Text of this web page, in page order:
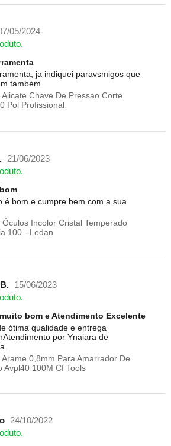
05/2024
ja indiquei paravsmigos que
também
Alicate Chave De Pressao Corte
Pol Profissional
21/06/2023
é bom e cumpre bem com a sua
Óculos Incolor Cristal Temperado
100 - Ledan
15/06/2023
bom e Atendimento Excelente
ótima qualidade e entrega
por Ynaiara de
Arame 0,8mm Para Amarrador De
Avpl40 100M Cf Tools
24/10/2022